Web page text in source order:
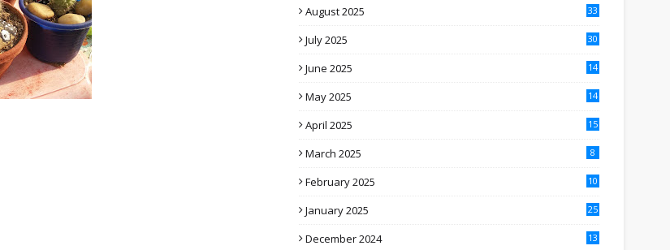
August 2025 33
July 2025 30
June 2025 14
May 2025 14
April 2025 15
March 2025 8
February 2025 10
January 2025 25
December 2024 13